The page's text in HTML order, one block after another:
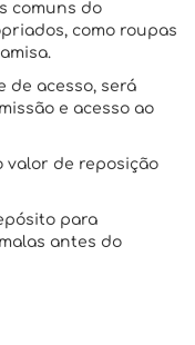
comuns do
como roupas
de acesso, será
e acesso ao
valor de reposição
para
antes do